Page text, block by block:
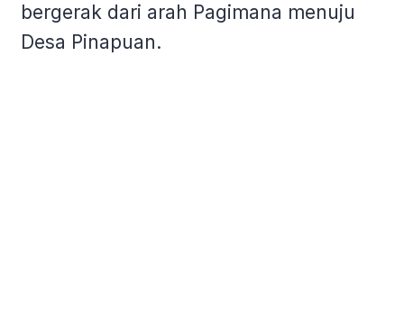
bergerak dari arah Pagimana menuju
Desa Pinapuan.